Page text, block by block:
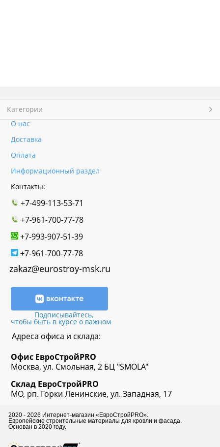
Категории
О нас
Доставка
Оплата
Информационный раздел
Контакты:
+7-499-113-53-71
+7-961-700-77-78
+7-993-907-51-39
+7-961-700-77-78
zakaz@eurostroy-msk.ru
Подписывайтесь,
чтобы быть в курсе о важном
Адреса офиса и склада:
Офис ЕвроСтройPRO
Москва, ул. Смольная, 2 БЦ "SMOLA"
Склад ЕвроСтройPRO
МО, рп. Горки Ленинские, ул. Западная, 17
2020 - 2026 Интернет-магазин «ЕвроСтройPRO».
Европейские строительные материалы для кровли и фасада.
Основан в 2020 году.